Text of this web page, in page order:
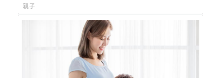
陪我築起兒子的移動城堡
親子